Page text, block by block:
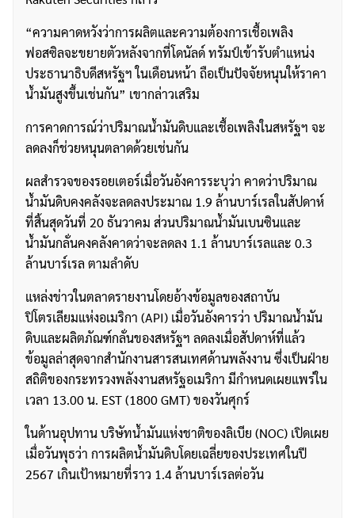
“ความคาดหวังว่าการผลิตและความต้องการเชื้อเพลิง
ฟอสซิลจะขยายตัวหลังจากที่โดนัลด์ ทรัมป์เข้ารับตำแหน่ง
ประธานาธิบดีสหรัฐฯ ในเดือนหน้า ถือเป็นปัจจัยหนุนให้ราคา
น้ำมันสูงขึ้นเช่นกัน” เขากล่าวเสริม
การคาดการณ์ว่าปริมาณน้ำมันดิบและเชื้อเพลิงในสหรัฐฯ จะ
ลดลงก็ช่วยหนุนตลาดด้วยเช่นกัน
ผลสำรวจของรอยเตอร์เมื่อวันอังคารระบุว่า คาดว่าปริมาณ
น้ำมันดิบคงคลังจะลดลงประมาณ 1.9 ล้านบาร์เรลในสัปดาห์
ที่สิ้นสุดวันที่ 20 ธันวาคม ส่วนปริมาณน้ำมันเบนซินและ
น้ำมันกลั่นคงคลังคาดว่าจะลดลง 1.1 ล้านบาร์เรลและ 0.3
ล้านบาร์เรล ตามลำดับ
แหล่งข่าวในตลาดรายงานโดยอ้างข้อมูลของสถาบัน
ปิโตรเลียมแห่งอเมริกา (API) เมื่อวันอังคารว่า ปริมาณน้ำมัน
ดิบและผลิตภัณฑ์กลั่นของสหรัฐฯ ลดลงเมื่อสัปดาห์ที่แล้ว
ข้อมูลล่าสุดจากสำนักงานสารสนเทศด้านพลังงาน ซึ่งเป็นฝ่าย
สถิติของกระทรวงพลังงานสหรัฐอเมริกา มีกำหนดเผยแพร่ใน
เวลา 13.00 น. EST (1800 GMT) ของวันศุกร์
ในด้านอุปทาน บริษัทน้ำมันแห่งชาติของลิเบีย (NOC) เปิดเผย
เมื่อวันพุธว่า การผลิตน้ำมันดิบโดยเฉลี่ยของประเทศในปี
2567 เกินเป้าหมายที่ราว 1.4 ล้านบาร์เรลต่อวัน